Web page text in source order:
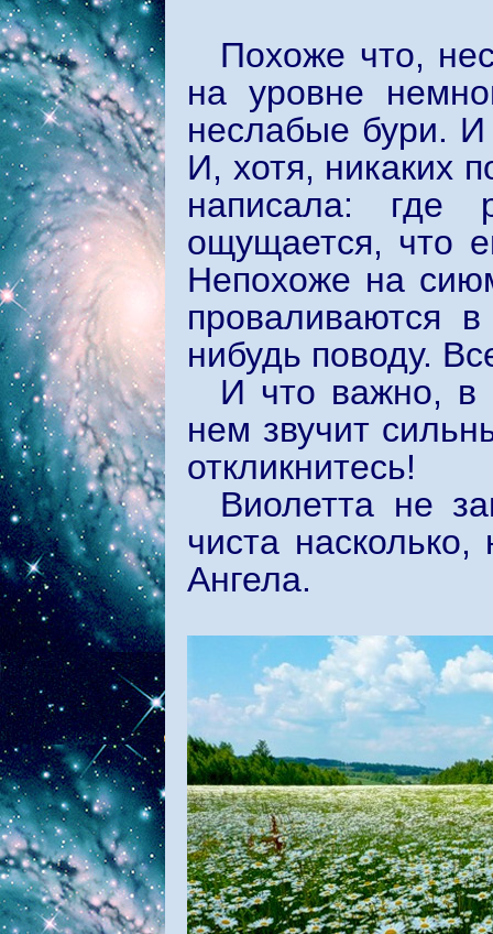
Похоже что,
на уровне
неслабые бури.
И, хотя, никаких
написала: где
ощущается, что
Непохоже на
проваливаются
нибудь поводу.
И что важно, в
нем звучит
откликнитесь!
Виолетта не
чиста
Ангела.